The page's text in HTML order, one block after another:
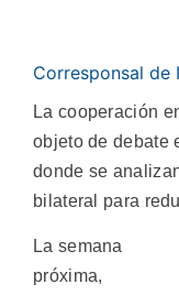
Corresponsal de
La cooperación
objeto de debate
donde se
bilateral para
La semana
próxima,